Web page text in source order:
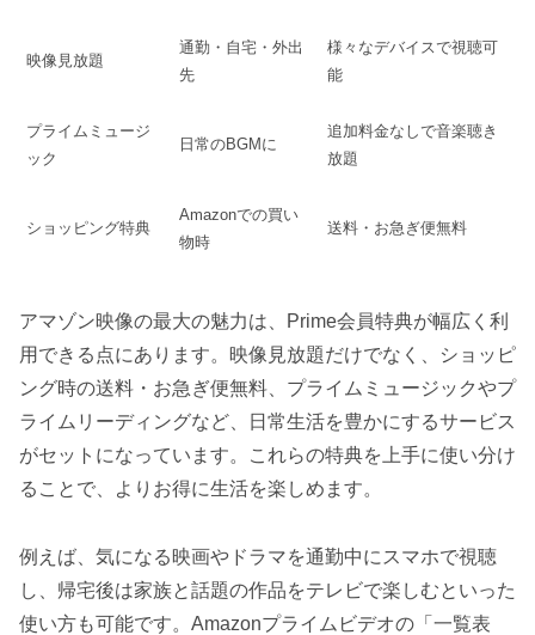
映像見放題
通勤・自宅・外出
先
様々なデバイスで視聴可
能
プライムミュージ
ック
日常のBGMに
追加料金なしで音楽聴き
放題
ショッピング特典
Amazonでの買い
物時
送料・お急ぎ便無料
アマゾン映像の最大の魅力は、Prime会員特典が幅広く利
用できる点にあります。映像見放題だけでなく、ショッピ
ング時の送料・お急ぎ便無料、プライムミュージックやプ
ライムリーディングなど、日常生活を豊かにするサービス
がセットになっています。これらの特典を上手に使い分け
ることで、よりお得に生活を楽しめます。
例えば、気になる映画やドラマを通勤中にスマホで視聴
し、帰宅後は家族と話題の作品をテレビで楽しむといった
使い方も可能です。Amazonプライムビデオの「一覧表